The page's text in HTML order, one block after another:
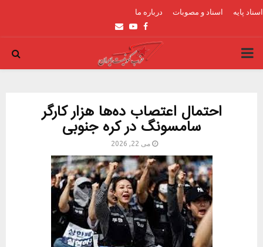
اسناد پایه اسناد و مصوبات درباره ما
Facebook
Youtube
Email
PRIMARY
احتمال اعتصاب ده‌ها هزار کارگر
سامسونگ در کره جنوبی
می 22, 2026